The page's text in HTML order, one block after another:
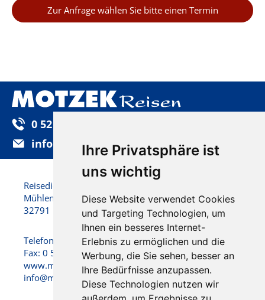
Ihre Privatsphäre ist
uns wichtig
Diese Website verwendet Cookies
und Targeting Technologien, um
Ihnen ein besseres Internet-
Erlebnis zu ermöglichen und die
Werbung, die Sie sehen, besser an
Ihre Bedürfnisse anzupassen.
Diese Technologien nutzen wir
Zur Anfrage wählen Sie bitte einen Termin
0 52 32 / 92 25-0
info@motzek-reisen.de
Reisedienst Motzek GmbH & Co. KG
Mühlenstraße 22
32791 Lage
Telefon: 0 52 32 / 92 25 - 0
Fax: 0 52 32 / 92 25 -25
www.motzek-reisen.de
info@motzek-reisen.de